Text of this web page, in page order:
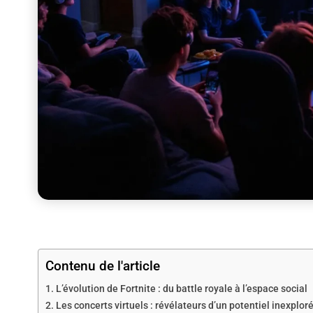
Contenu de l'article
L’évolution de Fortnite : du battle royale à l’espace social
Les concerts virtuels : révélateurs d’un potentiel inexploré